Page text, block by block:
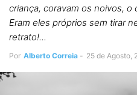
criança, coravam os noivos, o
Eram eles próprios sem tirar
retrato!...
Por Alberto Correia - 25 de Agosto,